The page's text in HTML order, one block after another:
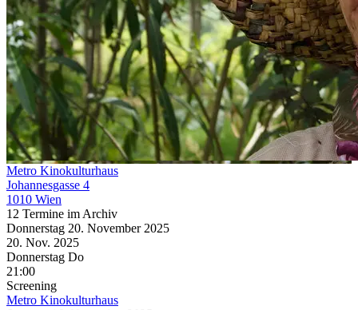
Metro Kinokulturhaus
Johannesgasse 4
1010 Wien
12 Termine im Archiv
Donnerstag 20. November 2025
20. Nov. 2025
Donnerstag Do
21:00
Screening
Metro Kinokulturhaus